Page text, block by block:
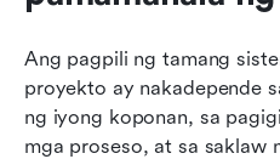
Ang pagpili ng tamang
proyekto ay nakadepende
ng iyong koponan, sa
mga proseso, at sa saklaw